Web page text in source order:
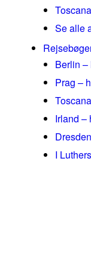
Toscana
Se alle
Berlin –
Prag –
Irland –
I